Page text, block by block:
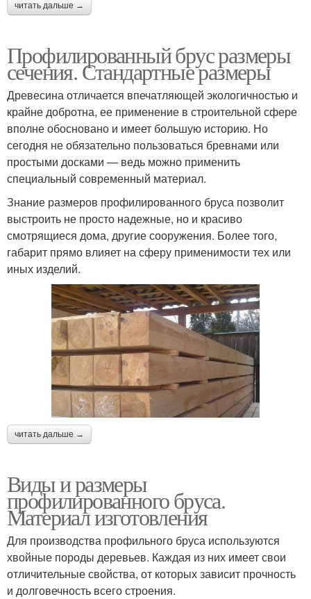
читать дальше →
Профилированный брус размеры
сечения. Стандартные размеры
Древесина отличается впечатляющей экологичностью и
крайне добротна, ее применение в строительной сфере
вполне обосновано и имеет большую историю. Но
сегодня не обязательно пользоваться бревнами или
простыми досками — ведь можно применить
специальный современный материал.
Знание размеров профилированного бруса позволит
выстроить не просто надежные, но и красиво
смотрящиеся дома, другие сооружения. Более того,
габарит прямо влияет на сферу применимости тех или
иных изделий.
читать дальше →
Виды и размеры
профилированного бруса.
Материал изготовления
Для производства профильного бруса используются
хвойные породы деревьев. Каждая из них имеет свои
отличительные свойства, от которых зависит прочность
и долговечность всего строения.